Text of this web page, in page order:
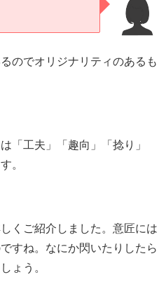
のでオリジナリティのあるも
「工夫」「趣向」「捻り」
。
くご紹介しました。意匠には
すね。なにか閃いたりしたら
ょう。